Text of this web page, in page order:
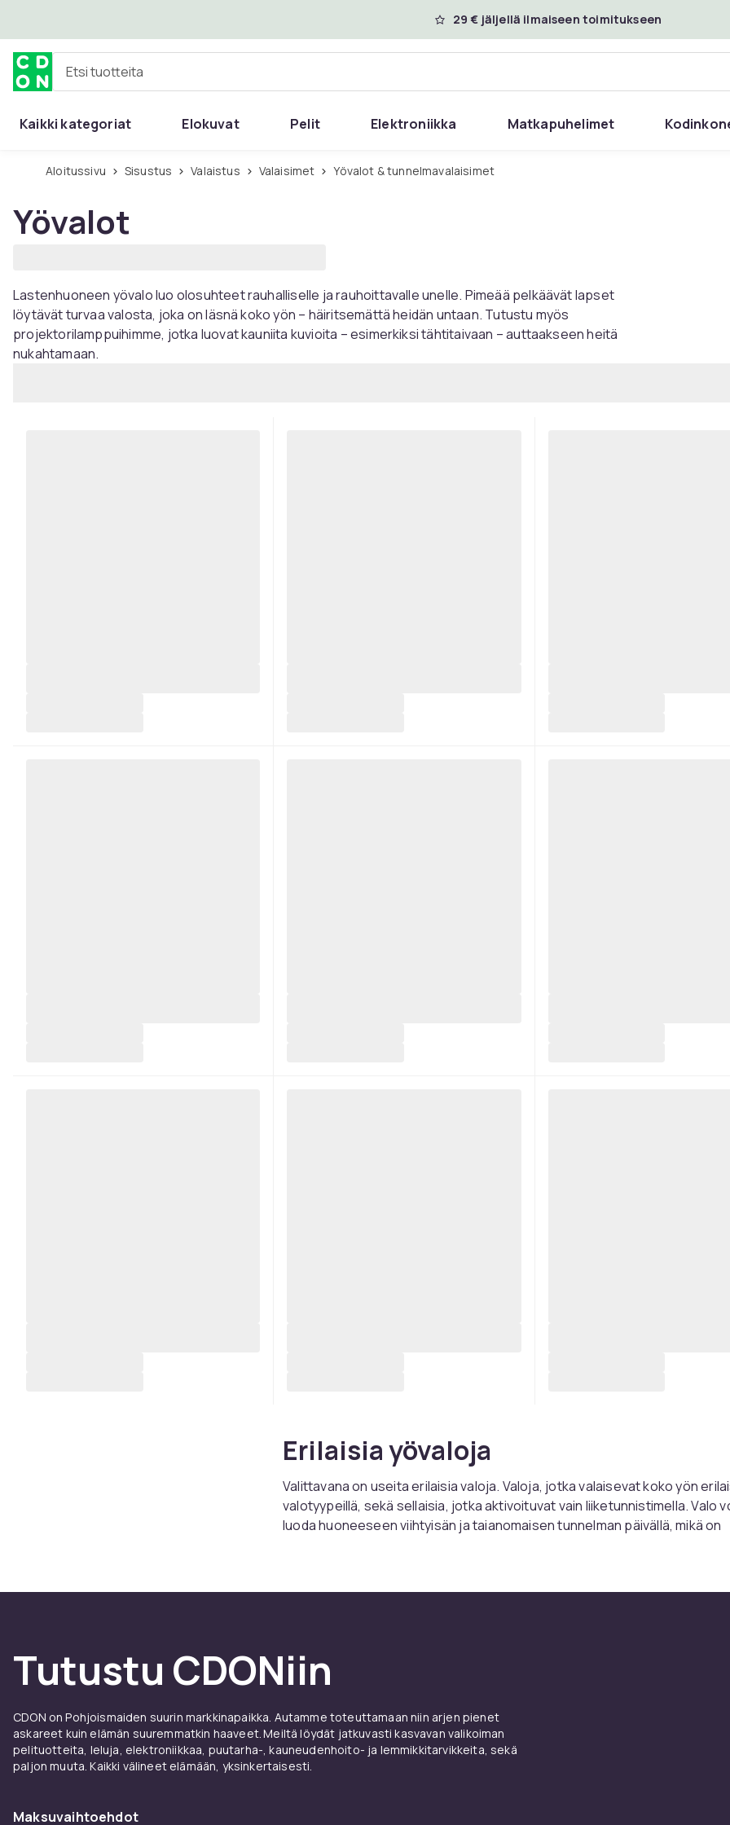
29 € jäljellä ilmaiseen toimitukseen
Etsi tuotteita
Kaikki kategoriat Elokuvat Pelit Elektroniikka Matkapuhelimet
Aloitussivu Sisustus Valaistus Valaisimet Yövalot & tunnelmavalaisimet
Yövalot
Lastenhuoneen yövalo luo olosuhteet rauhalliselle ja rauhoittavalle unelle. Pimeää pelkäävät lapset
löytävät turvaa valosta, joka on läsnä koko yön – häiritsemättä heidän untaan. Tutustu myös
projektorilamppuihimme, jotka luovat kauniita kuvioita – esimerkiksi tähtitaivaan – auttaakseen heitä
nukahtamaan.
Erilaisia ​​yövaloja
Valittavana on useita erilaisia ​​valoja. Valoja, jotka valaisevat koko yön
valotyypeillä, sekä sellaisia, jotka aktivoituvat vain liiketunnistimella. Valo
luoda huoneeseen viihtyisän ja taianomaisen tunnelman päivällä, mikä on
pimeässä eivätkä tarvitse pelätä kompastumista.
Tähtiprojektorit
Todennäköisesti tiedät, että on olemassa valoja, jotka heijastavat kuvioita
ja kattoihin erilaisten hahmojen muodossa, kuten tähtitaivaan tai galaksin
Tutustu CDONiin
CDON on Pohjoismaiden suurin markkinapaikka. Autamme toteuttamaan niin arjen pienet
askareet kuin elämän suuremmatkin haaveet. Meiltä löydät jatkuvasti kasvavan valikoiman
pelituotteita, leluja, elektroniikkaa, puutarha-, kauneudenhoito- ja lemmikkitarvikkeita, sekä
paljon muuta. Kaikki välineet elämään, yksinkertaisesti.
Maksuvaihtoehdot